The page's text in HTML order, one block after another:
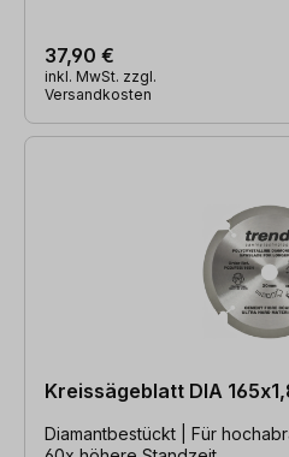
37,90 €
inkl. MwSt. zzgl.
Versandkosten
Kreissägeblatt DIA
Diamantbestückt | Für